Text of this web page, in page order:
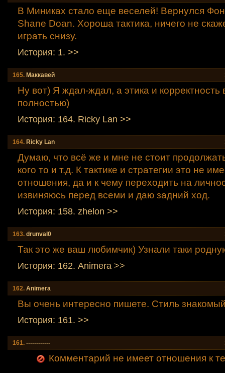
В Миниках стало еще веселей! Вернулся
Shane Doan. Хороша тактика, ничего не
играть снизу.
История: 1. >>
165. Маккавей
Ну вот) Я ждал-ждал, а этика и корректность
полностью)
История: 164. Ricky Lаn >>
164. Ricky Lаn
Думаю, что всё же и мне не стоит
кого то и т.д. К тактике и стратегии это не
отношения, да и к чему переходить на
извиняюсь перед всеми и даю задний ход.
История: 158. zhelon >>
163. drunval0
Так это же ваш любимчик) Узнали таки
История: 162. Animera >>
162. Animera
Вы очень интересно пишете. Стиль
История: 161. >>
161. ------------
Комментарий не имеет отношения к